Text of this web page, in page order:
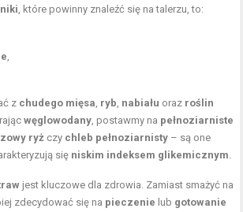
, które powinny znaleźć się na talerzu, to:
z chudego mięsa ryb nabiału oraz roślin
węglowodany , postawmy na pełnoziarniste
ryż czy chleb pełnoziarnisty – są one
się niskim indeksem glikemicznym
jest kluczowe dla zdrowia. Zamiast smażyć na
zdecydować się na pieczenie lub gotowanie